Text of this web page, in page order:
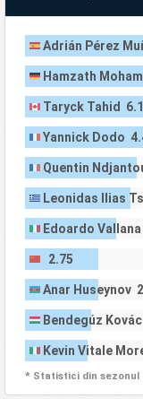
Adrián Pérez
Hamzath
Taryck Tahid
Yannick Dodo
Quentin
Leonidas Ilias
Edoardo
2.75
Anar Huseynov
Bendegúz
Kevin Vitale
* Statistici din sezonul